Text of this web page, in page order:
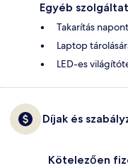
Egyéb
Takarítás
Laptop
LED-es
Díjak és
Kötelezően